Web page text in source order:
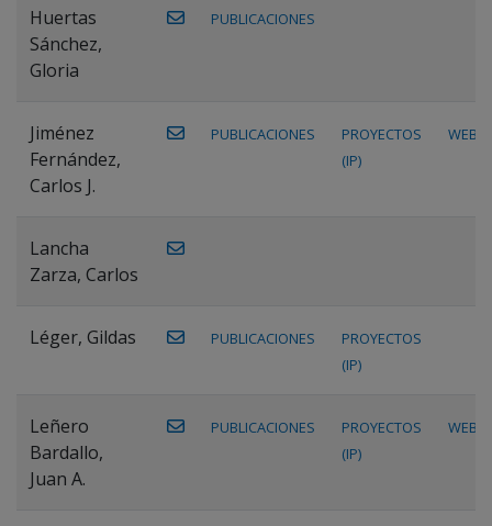
Huertas
Sánchez,
Gloria
PUBLICACIONES
Jiménez
Fernández,
Carlos J.
PUBLICACIONES
PROYECTOS
(IP)
WEB
Lancha
Zarza, Carlos
Léger, Gildas PUBLICACIONES
PROYECTOS
(IP)
Leñero
Bardallo,
Juan A.
PUBLICACIONES
PROYECTOS
(IP)
WEB